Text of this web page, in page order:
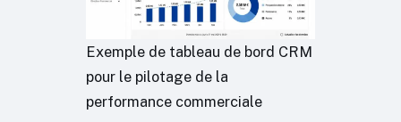
Exemple de tableau de bord CRM
pour le pilotage de la
performance commerciale